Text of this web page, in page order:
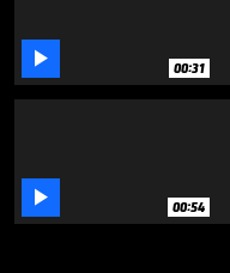
 00:31
 00:54